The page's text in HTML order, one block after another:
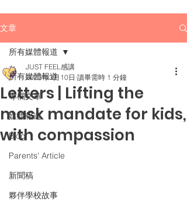
文章
所有媒體報道
專欄文章
媒體報道
Blog
Parents' Article
新聞稿
夥伴學校故事
所有媒體報道
Letters | Lifting the
mask mandate for kids,
with compassion
JUST FEEL感講
2023年3月10日 讀畢需時 1 分鐘